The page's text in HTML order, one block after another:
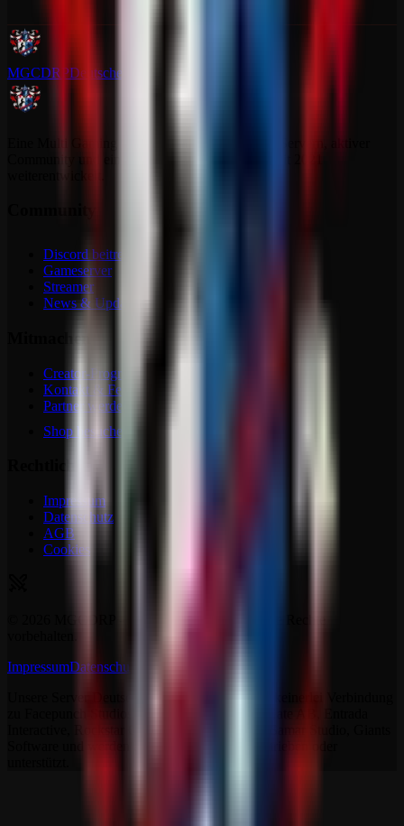
MGCDRPDeutscher Ritter Platz
Discord beitreten
Gameserver
Streamer
News & Updates
Mitmachen
Creator-Programm
Kontakt & Feedback
Partner werden
Shop besuchen
Impressum
Datenschutz
AGB
Cookies
ImpressumDatenschutz
Kontakt